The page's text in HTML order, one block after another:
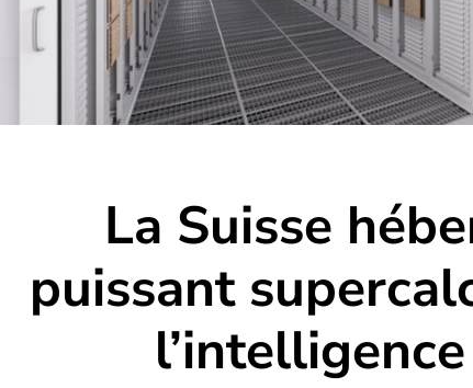
La Suisse
puissant